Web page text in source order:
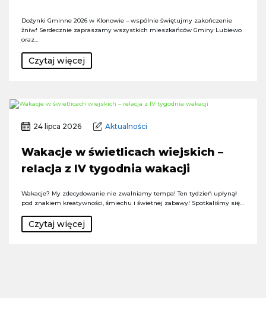
Dożynki Gminne 2026 w Klonowie – wspólnie świętujmy zakończenie
żniw! Serdecznie zapraszamy wszystkich mieszkańców Gminy Lubiewo
oraz…
Czytaj więcej
24 lipca 2026 Aktualności
Wakacje w świetlicach wiejskich –
relacja z IV tygodnia wakacji
Wakacje? My zdecydowanie nie zwalniamy tempa! Ten tydzień upłynął
pod znakiem kreatywności, śmiechu i świetnej zabawy! Spotkaliśmy się…
Czytaj więcej